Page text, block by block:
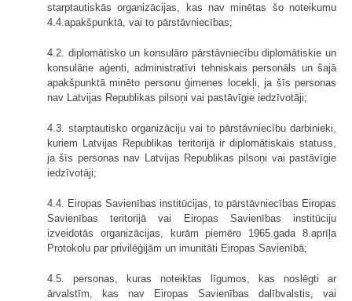
starptautiskās organizācijas, kas nav minētas šo noteikumu
4.4.apakšpunktā, vai to pārstāvniecības;
4.2. diplomātisko un konsulāro pārstāvniecību diplomātiskie un
konsulārie aģenti, administratīvi tehniskais personāls un šajā
apakšpunktā minēto personu ģimenes locekļi, ja šīs personas
nav Latvijas Republikas pilsoņi vai pastāvīgie iedzīvotāji;
4.3. starptautisko organizāciju vai to pārstāvniecību darbinieki,
kuriem Latvijas Republikas teritorijā ir diplomātiskais statuss,
ja šīs personas nav Latvijas Republikas pilsoņi vai pastāvīgie
iedzīvotāji;
4.4. Eiropas Savienības institūcijas, to pārstāvniecības Eiropas
Savienības teritorijā vai Eiropas Savienības institūciju
izveidotās organizācijas, kurām piemēro 1965.gada 8.aprīļa
Protokolu par privilēģijām un imunitāti Eiropas Savienībā;
4.5. personas, kuras noteiktas līgumos, kas noslēgti ar
ārvalstīm, kas nav Eiropas Savienības dalībvalstis, vai